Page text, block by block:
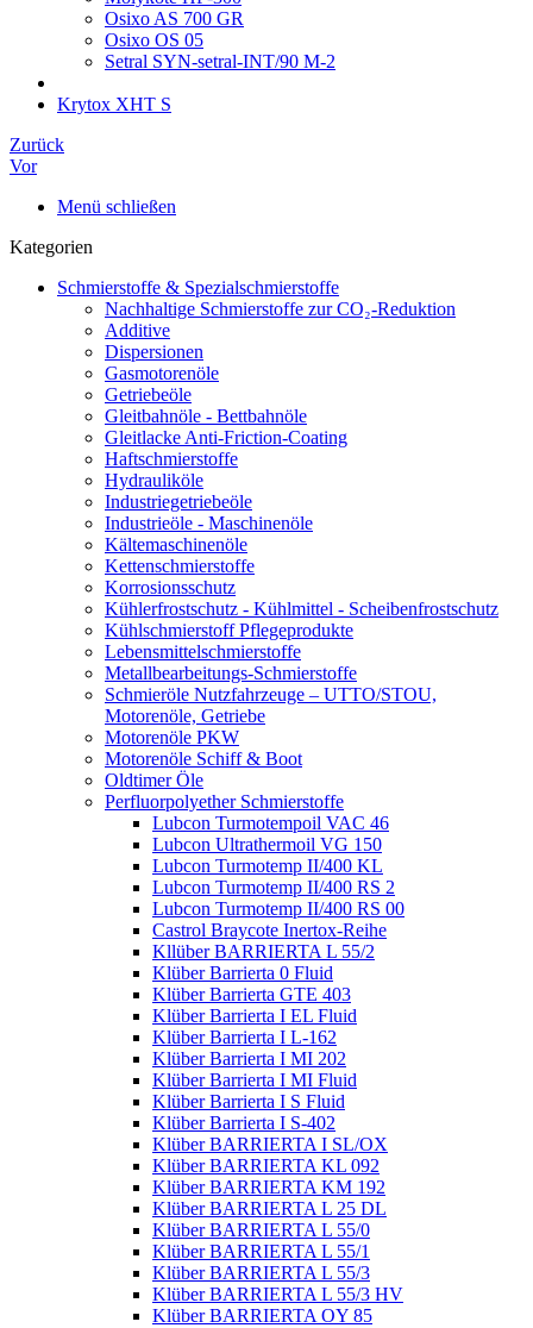
Osixo AS 700 GR
Osixo OS 05
Setral SYN-setral-INT/90 M-2
Krytox XHT S
Zurück
Vor
Menü schließen
Kategorien
Schmierstoffe & Spezialschmierstoffe
Nachhaltige Schmierstoffe zur CO₂-Reduktion
Additive
Dispersionen
Gasmotorenöle
Getriebeöle
Gleitbahnöle - Bettbahnöle
Gleitlacke Anti-Friction-Coating
Haftschmierstoffe
Hydrauliköle
Industriegetriebeöle
Industrieöle - Maschinenöle
Kältemaschinenöle
Kettenschmierstoffe
Korrosionsschutz
Kühlerfrostschutz - Kühlmittel - Scheibenfrostschutz
Kühlschmierstoff Pflegeprodukte
Lebensmittelschmierstoffe
Metallbearbeitungs-Schmierstoffe
Schmieröle Nutzfahrzeuge – UTTO/STOU,
Motorenöle, Getriebe
Motorenöle PKW
Motorenöle Schiff & Boot
Oldtimer Öle
Perfluorpolyether Schmierstoffe
Lubcon Turmotempoil VAC 46
Lubcon Ultrathermoil VG 150
Lubcon Turmotemp II/400 KL
Lubcon Turmotemp II/400 RS 2
Lubcon Turmotemp II/400 RS 00
Castrol Braycote Inertox-Reihe
Kllüber BARRIERTA L 55/2
Klüber Barrierta 0 Fluid
Klüber Barrierta GTE 403
Klüber Barrierta I EL Fluid
Klüber Barrierta I L-162
Klüber Barrierta I MI 202
Klüber Barrierta I MI Fluid
Klüber Barrierta I S Fluid
Klüber Barrierta I S-402
Klüber BARRIERTA I SL/OX
Klüber BARRIERTA KL 092
Klüber BARRIERTA KM 192
Klüber BARRIERTA L 25 DL
Klüber BARRIERTA L 55/0
Klüber BARRIERTA L 55/1
Klüber BARRIERTA L 55/3
Klüber BARRIERTA L 55/3 HV
Klüber BARRIERTA OY 85